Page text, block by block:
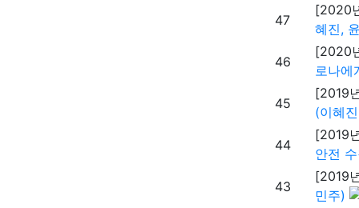
47
[2020
혜진,
46
[2020
로나에
45
[2019
(이혜
44
[2019
안전
43
[2019
민주)